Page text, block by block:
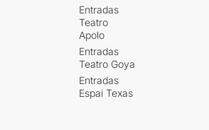
Entradas
Teatro
Apolo
Entradas
Teatro Goya
Entradas
Espai Texas